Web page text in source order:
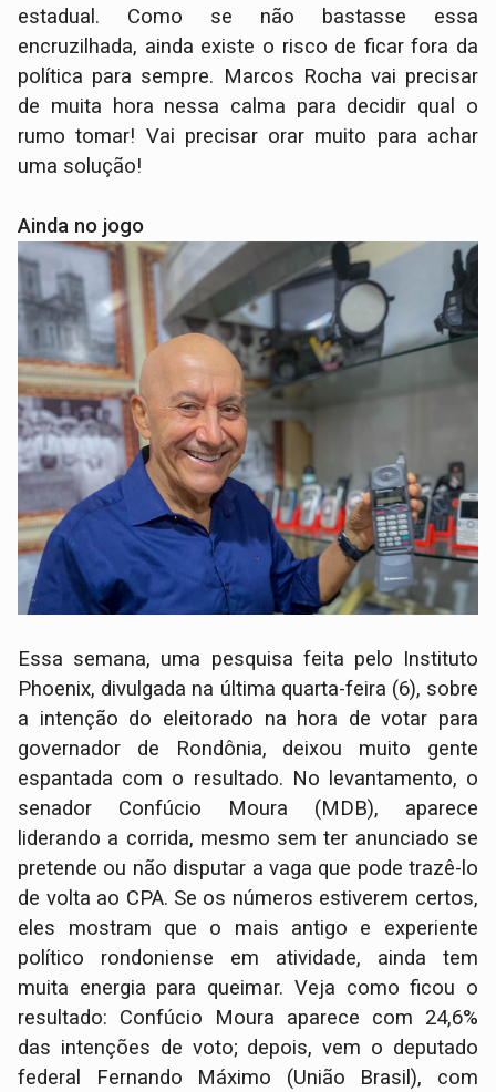
estadual. Como se não bastasse essa
encruzilhada, ainda existe o risco de ficar fora da
política para sempre. Marcos Rocha vai precisar
de muita hora nessa calma para decidir qual o
rumo tomar! Vai precisar orar muito para achar
uma solução!
Ainda no jogo
Essa semana, uma pesquisa feita pelo Instituto
Phoenix, divulgada na última quarta-feira (6), sobre
a intenção do eleitorado na hora de votar para
governador de Rondônia, deixou muito gente
espantada com o resultado. No levantamento, o
senador Confúcio Moura (MDB), aparece
liderando a corrida, mesmo sem ter anunciado se
pretende ou não disputar a vaga que pode trazê-lo
de volta ao CPA. Se os números estiverem certos,
eles mostram que o mais antigo e experiente
político rondoniense em atividade, ainda tem
muita energia para queimar. Veja como ficou o
resultado: Confúcio Moura aparece com 24,6%
das intenções de voto; depois, vem o deputado
federal Fernando Máximo (União Brasil), com